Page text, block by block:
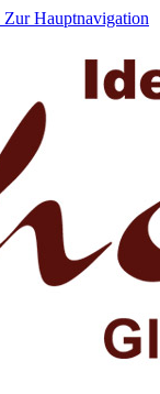
Zur Hauptnavigation